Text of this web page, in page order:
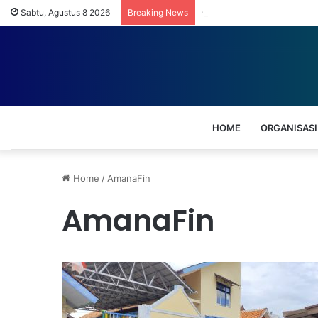
Sabtu, Agustus 8 2026 Breaking News Gurihnya Bisnis UMKM
HOME ORGANISASI
Home / AmanaFin
AmanaFin